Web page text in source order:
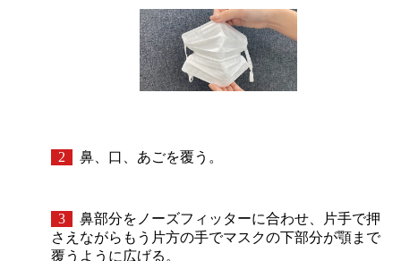
2 鼻、口、あごを覆う。
3
鼻部分をノーズフィッターに合わせ、片手で押
さえながらもう片方の手でマスクの下部分が顎まで
覆うように広げる。